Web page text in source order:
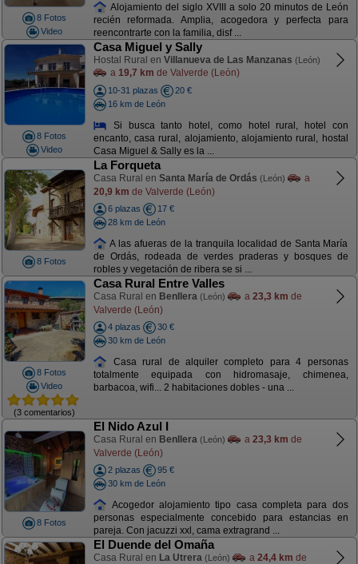
8 Fotos
Video
Alojamiento del siglo XVIII a solo 20 minutos de León
recién reformada. Amplia, acogedora y perfecta para
reencontrarte con la familia, disf ...
8 Fotos
Video
Casa Miguel y Sally
Hostal Rural en Villanueva de Las Manzanas (León)
a 19,7 km de Valverde (León)
10-31 plazas
20 €
16 km de León
Si busca tanto hotel, como hotel rural, hotel con
encanto, casa rural, alojamiento, alojamiento rural, hostal
Casa Miguel & Sally es la ...
8 Fotos
La Forqueta
Casa Rural en Santa María de Ordás (León)
a
20,9 km de Valverde (León)
6 plazas
17 €
28 km de León
A las afueras de la tranquila localidad de Santa María
de Ordás, rodeada de verdes praderas y bosques de
robles y vegetación de ribera se si ...
8 Fotos
Video
(3 comentarios)
Casa Rural Entre Valles
Casa Rural en Benllera (León) a 23,3 km de
Valverde (León)
4 plazas
30 €
30 km de León
Casa rural de alquiler completo para 4 personas
totalmente equipada con hidromasaje, chimenea,
barbacoa, wifi... 2 habitaciones dobles - una ...
8 Fotos
El Nido Azul I
Casa Rural en Benllera (León) a 23,3 km de
Valverde (León)
2 plazas
95 €
30 km de León
Acogedor alojamiento tipo casa completa para dos
personas especialmente concebido para estancias en
pareja. Con jacuzzi xxl, cama extragrand ...
El Duende del Omaña
Casa Rural en La Utrera (León) a 24,4 km de